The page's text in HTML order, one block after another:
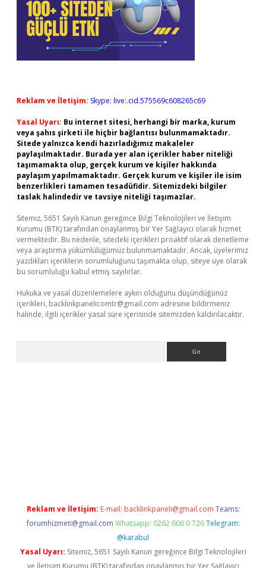
Reklam ve İletişim: Skype: live:.cid.575569c608265c69
Yasal Uyarı: Bu internet sitesi, herhangi bir marka, kurum
veya şahıs şirketi ile hiçbir bağlantısı bulunmamaktadır.
Sitede yalnızca kendi hazırladığımız makaleler
paylaşılmaktadır. Burada yer alan içerikler haber niteliği
taşımamakta olup, gerçek kurum ve kişiler hakkında
paylaşım yapılmamaktadır. Gerçek kurum ve kişiler ile isim
benzerlikleri tamamen tesadüfidir. Sitemizdeki bilgiler
taslak halindedir ve tavsiye niteliği taşımazlar.
Sitemiz, 5651 Sayılı Kanun gereğince Bilgi Teknolojileri ve İletişim
Kurumu (BTK) tarafından onaylanmış bir Yer Sağlayıcı olarak hizmet
vermektedir. Bu nedenle, sitedeki içerikleri proaktif olarak denetleme
veya araştırma yükümlülüğümüz bulunmamaktadır. Ancak, üyelerimiz
yazdıkları içeriklerin sorumluluğunu taşımakta olup, siteye üye olarak
bu sorumluluğu kabul etmiş sayılırlar.
Hukuka ve yasal düzenlemelere aykırı olduğunu düşündüğünüz
içerikleri, backlinkpanelicomtr@gmail.com adresine bildirmeniz
halinde, ilgili içerikler yasal süre içerisinde sitemizden kaldırılacaktır.
Reklam ve İletişim: E-mail: backlinkpaneli@gmail.com Teams:
forumhizmeti@gmail.com Whatsapp: 0262 606 0 726 Telegram:
@karabul
Yasal Uyarı: Sitemiz, 5651 Sayılı Kanun gereğince Bilgi Teknolojileri
ve İletişim Kurumu (BTK) tarafından onaylanmış bir Yer Sağlayıcı